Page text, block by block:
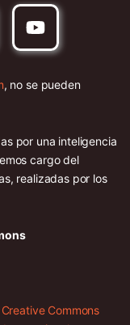
, no se pueden
por una inteligencia
cargo del
realizadas por los
Commons